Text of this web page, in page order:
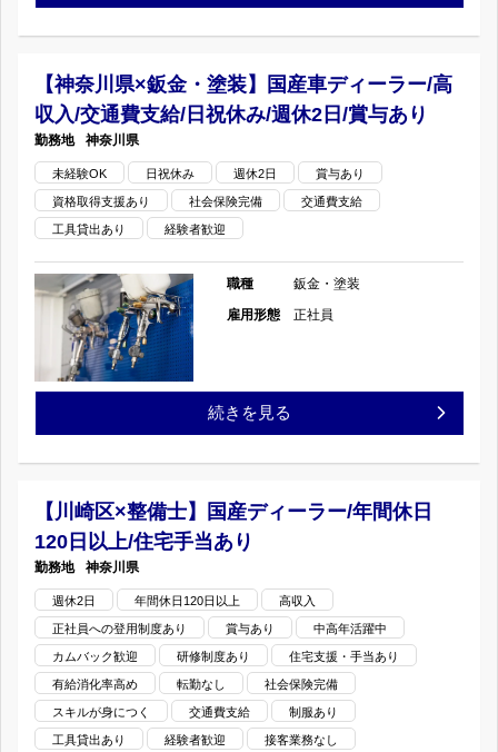
日/
研
修
制
度
格
取
支
あ
り
の
デ
ー
ラ
ー/
ル
に
く/
経
験
川
県
×
鈑
デ
ー
ラ
ー/
賞
【神奈川県×鈑金・塗装】国産車ディーラー/高
収入/交通費支給/日祝休み/週休2日/賞与あり
神奈川県
未経験OK 日祝休み 週休2日 賞与あり
資格取得支援あり 社会保険完備 交通費支給
工具貸出あり 経験者歓迎
職種
鈑金・塗装
雇用形態
正社員
【神
川
県
×
鈑
金・
塗
続きを見る
【川崎区×整備士】国産ディーラー/年間休日
120日以上/住宅手当あり
神奈川県
週休2日 年間休日120日以上 高収入
正社員への登用制度あり 賞与あり 中高年活躍中
カムバック歓迎 研修制度あり 住宅支援・手当あり
有給消化率高め 転勤なし 社会保険完備
スキルが身につく 交通費支給 制服あり
工具貸出あり 経験者歓迎 接客業務なし